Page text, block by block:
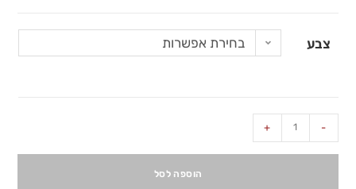
צבע בחירת אפשרות
-
+
הוספה לסל